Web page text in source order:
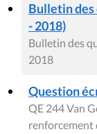
Bulletin des
- 2018)
Bulletin des
2018
Question
QE 244 Van
renforcement